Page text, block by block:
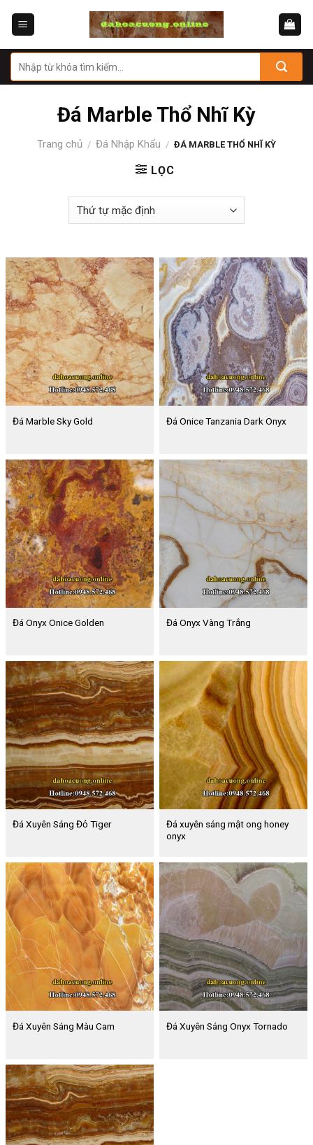
Tìm
kiếm:
Đá Marble Thổ Nhĩ Kỳ
Trang chủ / Đá Nhập Khẩu / ĐÁ MARBLE THỔ NHĨ KỲ
LỌC
Đá Marble Sky Gold Đá Onice Tanzania Dark Onyx
Đá Onyx Onice Golden Đá Onyx Vàng Trắng
Đá Xuyên Sáng Đỏ Tiger
Đá xuyên sáng mật ong honey
onyx
Đá Xuyên Sáng Màu Cam Đá Xuyên Sáng Onyx Tornado